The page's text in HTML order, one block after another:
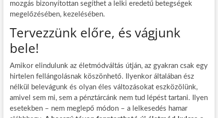
mozgás bizonyítottan segíthet a lelki eredetű betegségek
megelőzésében, kezelésében.
Tervezzünk előre, és vágjunk
bele!
Amikor elindulunk az életmódváltás útján, az gyakran csak egy
hirtelen fellángolásnak köszönhető. Ilyenkor általában ész
nélkül belevágunk és olyan éles változásokat eszközölünk,
amivel sem mi, sem a pénztárcánk nem tud lépést tartani. Ilyen
esetekben – nem meglepő módon – a lelkesedés hamar